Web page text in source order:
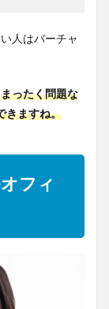
人はバーチャ
まったく問題な
きますね。
フィ